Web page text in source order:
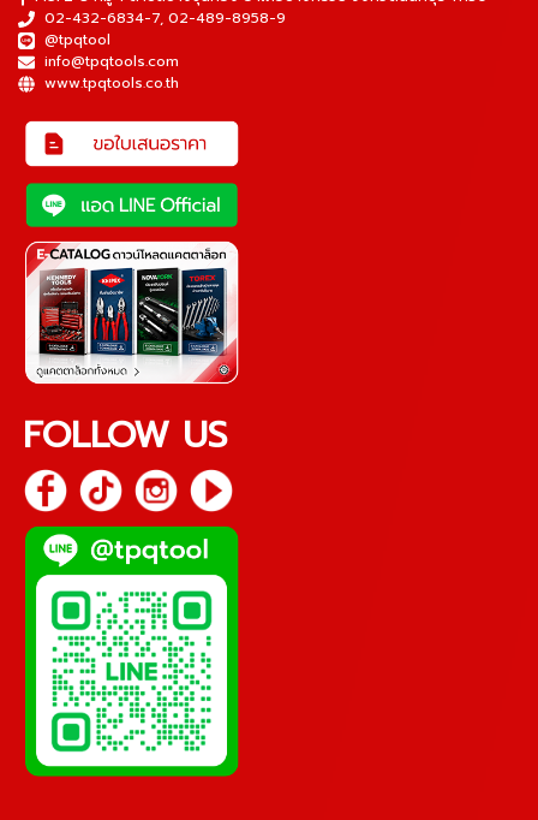
02-432-6834-7, 02-489-8958-9
@tpqtool
info@tpqtools.com
www.tpqtools.co.th
FOLLOW US